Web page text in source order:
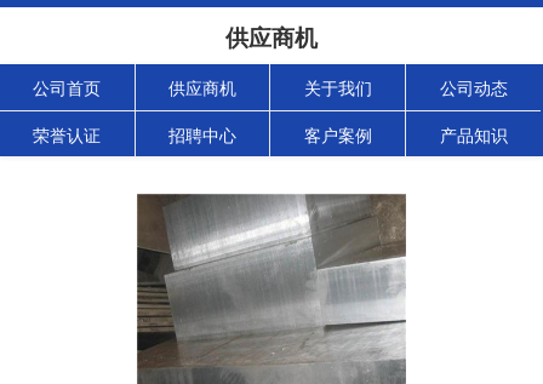
供应商机
公司首页 供应商机 关于我们 公司动态
荣誉认证 招聘中心 客户案例 产品知识